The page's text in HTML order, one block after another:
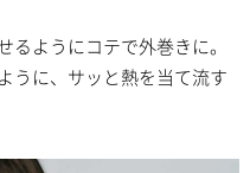
ようにコテで外巻きに。
うに、サッと熱を当て流す